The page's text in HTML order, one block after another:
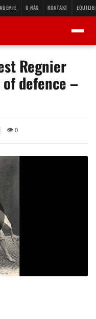
O NÁS KONTAKT
Regnier
defence –
👁 0